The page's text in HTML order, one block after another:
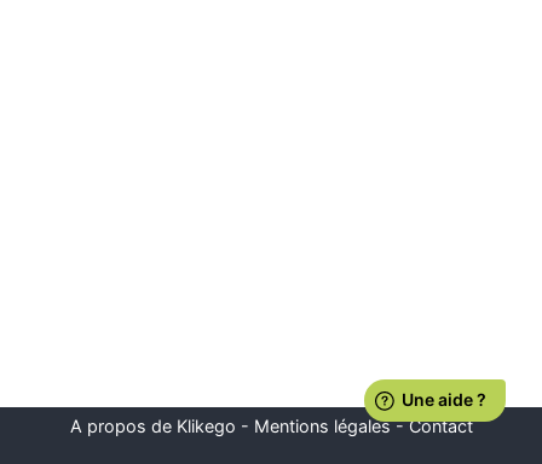
A propos de Klikego - Mentions légales-Contact